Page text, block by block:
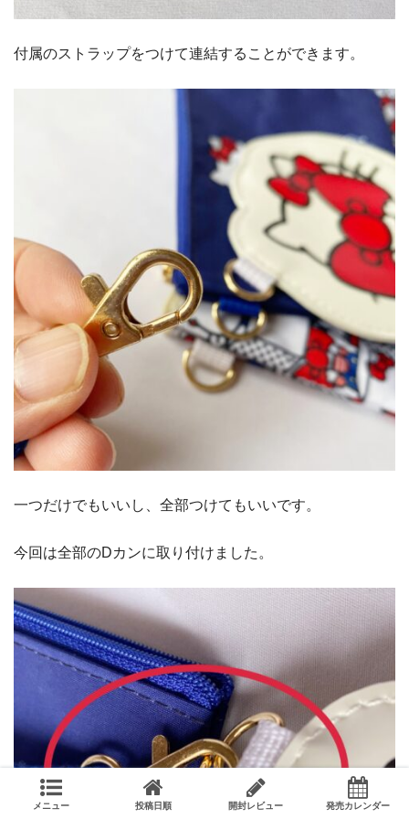
付属のストラップをつけて連結することができます。
一つだけでもいいし、全部つけてもいいです。
今回は全部のDカンに取り付けました。
メニュー 投稿日順 開封レビュー 発売カレンダー